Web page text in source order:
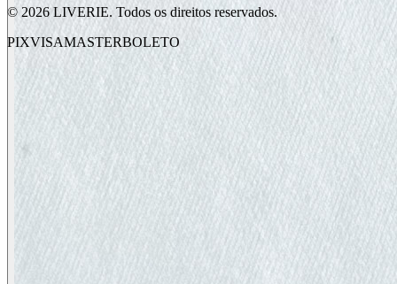
© 2026LIVERIE. Todos os direitos reservados.
PIXVISAMASTERBOLETO